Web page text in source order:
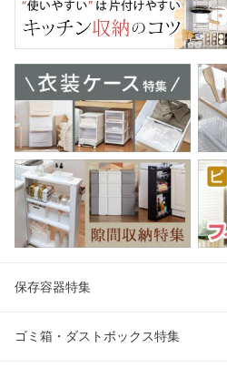
ード付き スポ
保存容器特集
ゴミ箱・ダストボックス特集